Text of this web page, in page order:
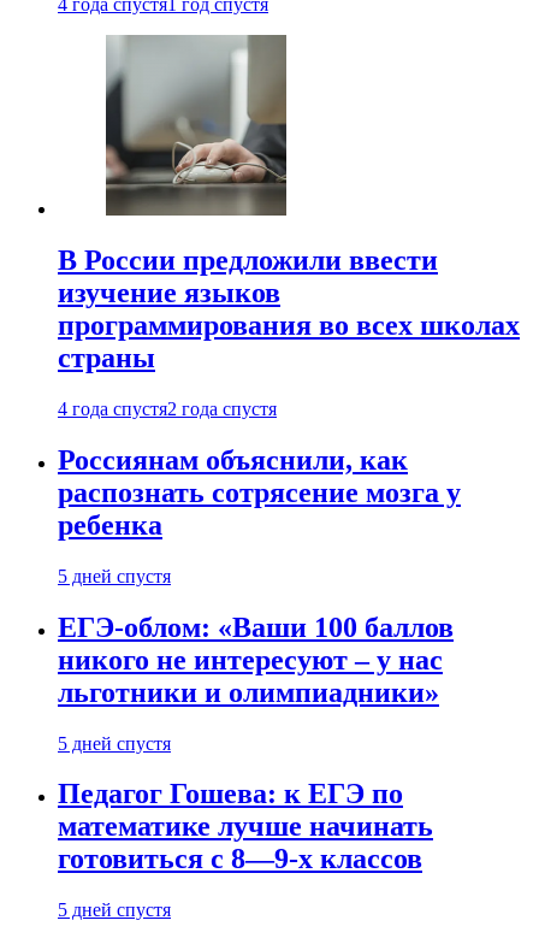
4 года спустя 1 год спустя
В России предложили ввести
изучение языков
программирования во всех школах
страны
4 года спустя2 года спустя
Россиянам объяснили, как
распознать сотрясение мозга у
ребенка
5 дней спустя
ЕГЭ-облом: «Ваши 100 баллов
никого не интересуют – у нас
льготники и олимпиадники»
5 дней спустя
Педагог Гошева: к ЕГЭ по
математике лучше начинать
готовиться с 8—9-х классов
5 дней спустя